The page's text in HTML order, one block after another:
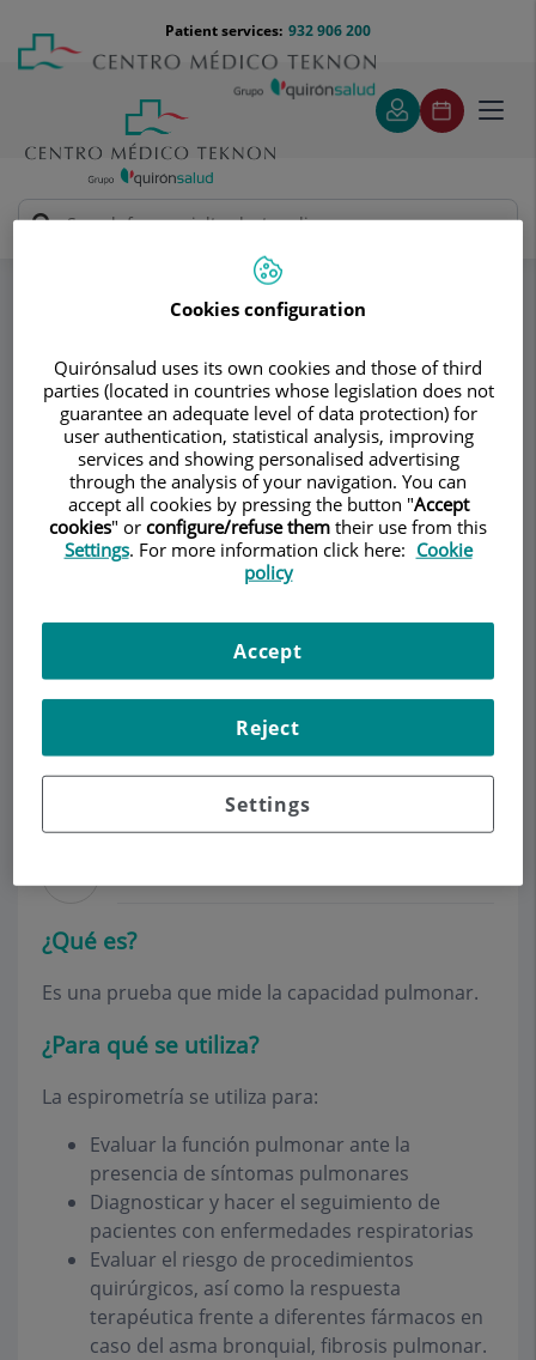
content
Menú
teléfono
cabecera
932 906 200
Patient services:
Moisés Sandrús Jorge
Espirometría
Consultation area
Moisés Sandrús
Jorge
INTERNAL MEDICINENEPHROLOGY
DescriptionServicesTeamContactRelevant details
Opening hours
¿Qué es?
Es una prueba que mide la capacidad pulmonar.
¿Para qué se utiliza?
La espirometría se utiliza para:
Evaluar la función pulmonar ante la
presencia de síntomas pulmonares
Diagnosticar y hacer el seguimiento de
pacientes con enfermedades respiratorias
Evaluar el riesgo de procedimientos
quirúrgicos, así como la respuesta
terapéutica frente a diferentes fármacos en
caso del asma bronquial, fibrosis pulmonar.
Cookies configuration
Quirónsalud uses its own cookies and those of third
parties (located in countries whose legislation does not
guarantee an adequate level of data protection) for
user authentication, statistical analysis, improving
services and showing personalised advertising
through the analysis of your navigation. You can
accept all cookies by pressing the button "Accept
cookies" or configure/refuse them their use from this
Settings. For more information click here: Cookie
policy
Settings
Reject
Accept